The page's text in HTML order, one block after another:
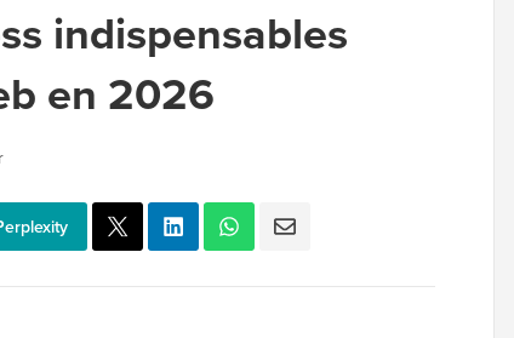
indispensables
en 2026